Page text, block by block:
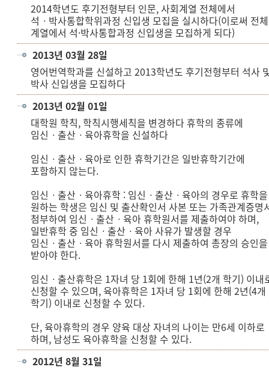
2014학년도 후기전형부터 인문, 사회계열 전체에서
석ㆍ박사통합학위과정 신입생 모집을 실시하다(이로써 전체
계열에서 석·박사통합과정 신입생을 모집하게 되다)
2013년 03월 28일
영어번역학과를 신설하고 2013학년도 후기전형부터 석사
박사 신입생을 모집하다
2013년 02월 01일
대학원 학칙, 학칙시행세칙을 변경하다 휴학의 종류에
임신ㆍ출산ㆍ육아휴학을 신설하다
임신ㆍ출산ㆍ육아로 인한 휴학기간은 일반휴학기간에
포함하지 않는다.
임신ㆍ출산ㆍ육아휴학 : 임신ㆍ출산ㆍ육아의 경우로 휴학을
원하는 학생은 임신 및 출산확인서 사본 또는 가족관계증명
첨부하여 임신ㆍ출산ㆍ육아 휴학원서를 제출하여야 하며,
일반휴학 중 임신ㆍ출산ㆍ육아 사유가 발생할 경우
임신ㆍ출산ㆍ육아 휴학원서를 다시 제출하여 총장의 승인을
받아야 한다.
임신ㆍ출산휴학은 1자녀 당 1회에 한해 1년(2개 학기) 이내
신청할 수 있으며, 육아휴학은 1자녀 당 1회에 한해 2년(4개
학기) 이내로 신청할 수 있다.
단, 육아휴학의 경우 양육 대상 자녀의 나이는 만6세 이하로
하며, 남성도 육아휴학을 신청할 수 있다.
2012년 8월 31일